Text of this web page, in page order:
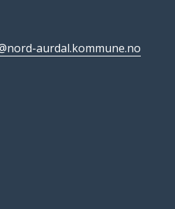
aurdal.kommune.no